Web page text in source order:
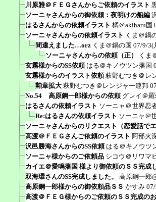
川原雅＠ＦＥＧさんからご依頼のイラスト
ソーニャさんからの御依頼：夜明けの船編
はるさんからの依頼イラスト 橘＠akiharu国
ソーニャさんからの依頼イラスト くま＠鍋
間違えました…orz くま＠鍋の国 07/9/3(
ソーニャさんからの依頼（正）
くま
玄霧様からのSS依頼 はる＠キノウツン藩国
玄霧様からのイラスト依頼 萩野むつき＠レ
勲章拡大 萩野むつき＠レンジャー連邦
No.54 高原鋼一郎様からの依頼 グレイ＠
はるさんの依頼イラスト ソーニャ＠世界忍
Re:はるさんの依頼イラスト ソーニャ＠
ソーニャさんからのリクエスト（恋愛話で
高渡＠ＦＥＧさんご依頼のイラスト 阿部火
沢邑勝海さんからのSS依頼 はる＠キノウツ
ソーニャ様からのご依頼品 シコウ＠リワマ
カイエ＠愛鳴藩国 様より御依頼のＳＳ完成
双海環さんのSS完成しました。
高原鋼一郎
高原鋼一郎様からの御依頼品ＳＳ かすみ
高渡＠ＦＥＧ様からのご依頼のＳＳ完成の